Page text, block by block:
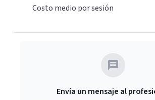
Psicodrama, profundizando en la mente
ofrecerte un espacio de confianza donde
relaciones. Estoy aquí para acompañarte
Costo medio por sesión
Envía un mensaje al